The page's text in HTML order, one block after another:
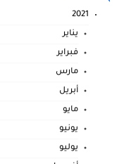
2021
يناير
فبراير
مارس
أبريل
مايو
يونيو
يوليو